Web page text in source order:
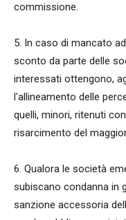
commissione.
5. In caso di mancato
sconto da parte delle
interessati ottengono,
l'allineamento delle
quelli, minori, ritenuti
risarcimento del
6. Qualora le società
subiscano condanna in
sanzione accessoria